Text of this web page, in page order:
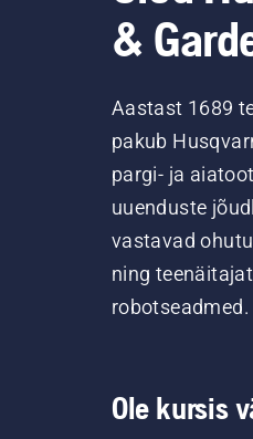
&
Aastast 1689
pakub
pargi- ja
uuenduste
vastavad
ning
robotseadmed.
Ole kursis